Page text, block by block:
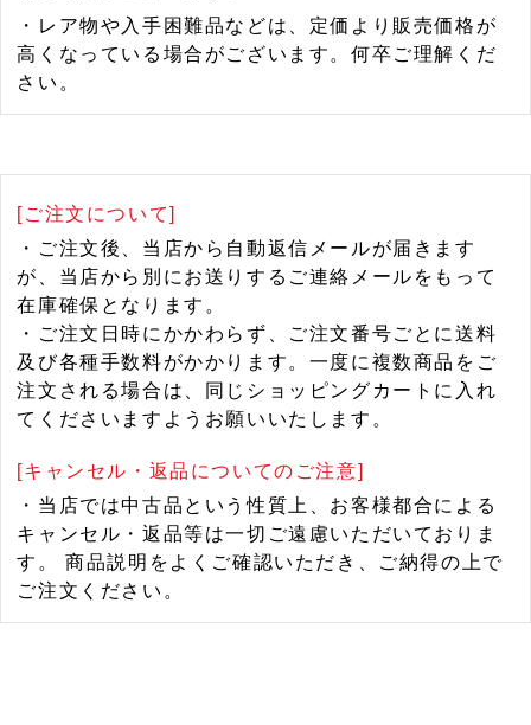
・レア物や入手困難品などは、定価より販売価格が
高くなっている場合がございます。何卒ご理解くだ
さい。
[ご注文について]
・ご注文後、当店から自動返信メールが届きます
が、当店から別にお送りするご連絡メールをもって
在庫確保となります。
・ご注文日時にかかわらず、ご注文番号ごとに送料
及び各種手数料がかかります。一度に複数商品をご
注文される場合は、同じショッピングカートに入れ
てくださいますようお願いいたします。
[キャンセル・返品についてのご注意]
・当店では中古品という性質上、お客様都合による
キャンセル・返品等は一切ご遠慮いただいておりま
す。 商品説明をよくご確認いただき、ご納得の上で
ご注文ください。